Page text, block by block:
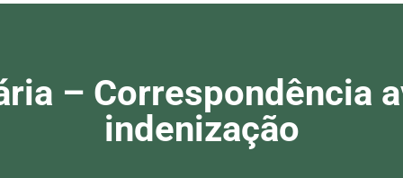
– Correspondência
indenização